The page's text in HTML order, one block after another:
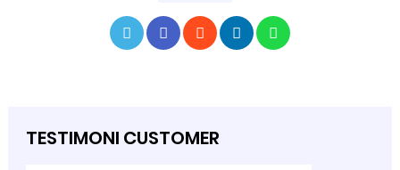
TESTIMONI CUSTOMER